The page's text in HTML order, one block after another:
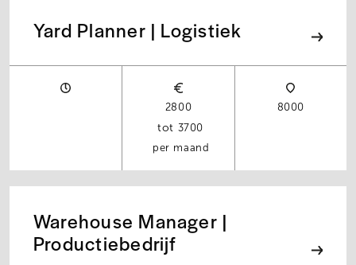
Yard Planner | Logistiek
2800
3700
per maand
8000
Warehouse Manager |
Productiebedrijf